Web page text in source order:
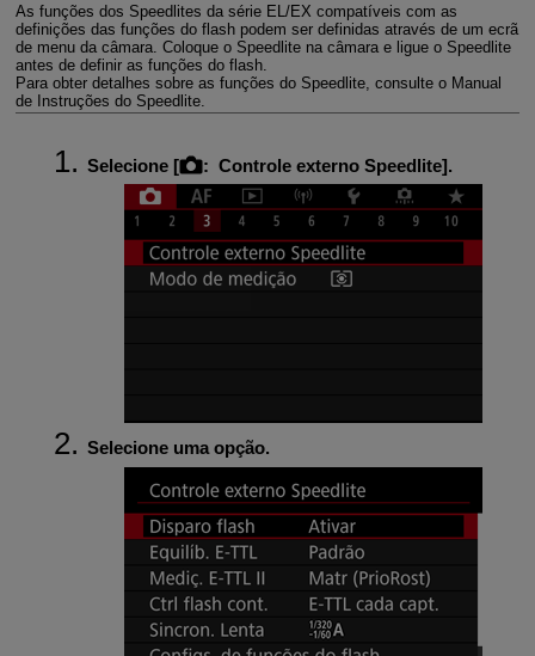
As funções dos Speedlites da série EL/EX compatíveis com as
definições das funções do flash podem ser definidas através de um ecrã
de menu da câmara. Coloque o Speedlite na câmara e ligue o Speedlite
antes de definir as funções do flash.
Para obter detalhes sobre as funções do Speedlite, consulte o Manual
de Instruções do Speedlite.
Selecione [ : Controle externo Speedlite].
Selecione uma opção.